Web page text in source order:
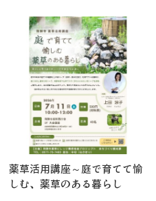
薬草活用講座～庭で育てて愉
しむ、薬草のある暮らし